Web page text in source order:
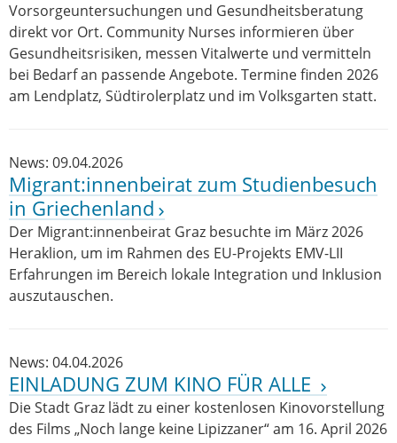
Vorsorgeuntersuchungen und Gesundheitsberatung
direkt vor Ort. Community Nurses informieren über
Gesundheitsrisiken, messen Vitalwerte und vermitteln
bei Bedarf an passende Angebote. Termine finden 2026
am Lendplatz, Südtirolerplatz und im Volksgarten statt.
News: 09.04.2026
Migrant:innenbeirat zum Studienbesuch
in Griechenland
Der Migrant:innenbeirat Graz besuchte im März 2026
Heraklion, um im Rahmen des EU-Projekts EMV-LII
Erfahrungen im Bereich lokale Integration und Inklusion
auszutauschen.
News: 04.04.2026
EINLADUNG ZUM KINO FÜR ALLE
Die Stadt Graz lädt zu einer kostenlosen Kinovorstellung
des Films „Noch lange keine Lipizzaner“ am 16. April 2026